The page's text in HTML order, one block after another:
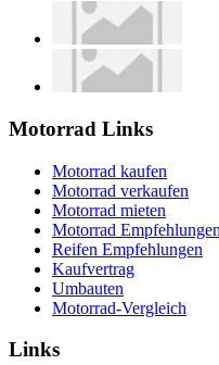
Motorrad Links
Motorrad kaufen
Motorrad verkaufen
Motorrad mieten
Motorrad Empfehlungen
Reifen Empfehlungen
Kaufvertrag
Umbauten
Motorrad-Vergleich
Links